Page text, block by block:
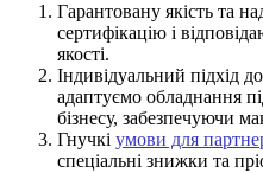
Гарантовану якість та
сертифікацію і
якості.
Індивідуальний підхід
адаптуємо обладнання
бізнесу, забезпечуючи
Гнучкі умови для
спеціальні знижки та